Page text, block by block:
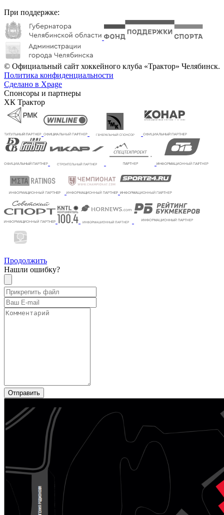
При поддержке:
© Официальный сайт хоккейного клуба «Трактор» Челябинск.
Политика конфиденциальности
Сделано в Xpage
Спонсоры и партнеры
ХК Трактор
Продолжить
Нашли ошибку?